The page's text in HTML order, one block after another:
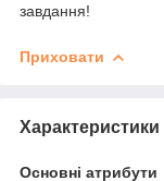
завдання!
Приховати
Характеристики
Основні атрибути